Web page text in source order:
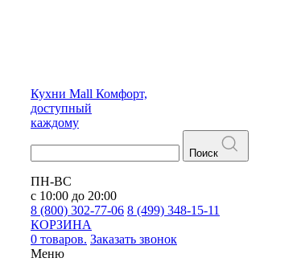
Кухни Mall Комфорт,
доступный
каждому
Поиск
ПН-ВС
с 10:00 до 20:00
8 (800) 302-77-06 8 (499) 348-15-11
КОРЗИНА
0 товаров. Заказать звонок
Меню